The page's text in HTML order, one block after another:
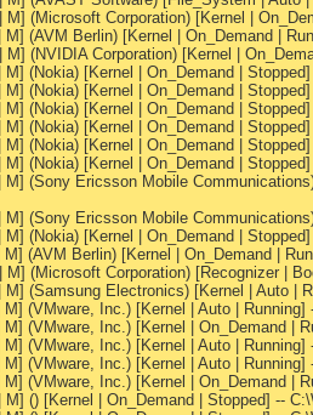
M] (Microsoft Corporation) [Kernel |
(AVM Berlin) [Kernel | On_Demand |
(NVIDIA Corporation) [Kernel |
(Nokia) [Kernel | On_Demand |
M] (Nokia) [Kernel | On_Demand |
M] (Nokia) [Kernel | On_Demand |
M] (Nokia) [Kernel | On_Demand |
(Nokia) [Kernel | On_Demand |
(Nokia) [Kernel | On_Demand |
M] (Sony Ericsson Mobile
M] (Sony Ericsson Mobile
M] (Nokia) [Kernel | On_Demand |
(AVM Berlin) [Kernel | On_Demand |
M] (Microsoft Corporation) [Recognizer |
M] (Samsung Electronics) [Kernel | Auto
M] (VMware, Inc.) [Kernel | Auto |
M] (VMware, Inc.) [Kernel | On_Demand
M] (VMware, Inc.) [Kernel | Auto |
(VMware, Inc.) [Kernel | Auto |
(VMware, Inc.) [Kernel | On_Demand
() [Kernel | On_Demand | Stopped] --